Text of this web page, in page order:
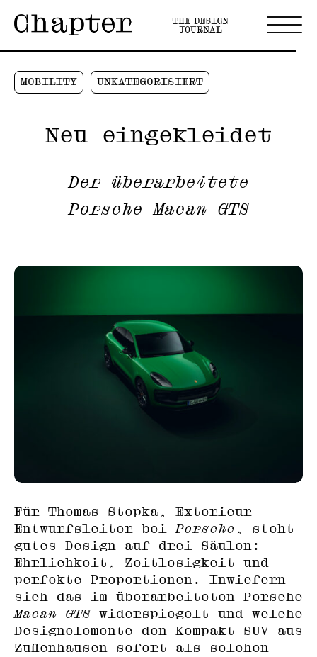
MOBILITY UNKATEGORISIERT
Neu eingekleidet
Der überarbeitete
Porsche Macan GTS
Für Thomas Stopka, Exterieur-
Entwurfsleiter beiPorsche , steht
gutes Design auf drei Säulen:
Ehrlichkeit, Zeitlosigkeit und
perfekte Proportionen. Inwiefern
sich das im überarbeiteten Porsche
Macan GTS widerspiegelt und welche
Designelemente den Kompakt-SUV aus
Zuffenhausen sofort als solchen